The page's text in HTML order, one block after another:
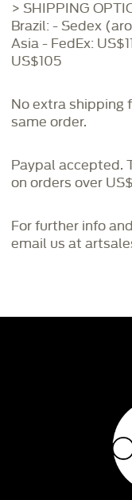
> SHIPPING
Brazil: - Sedex
Asia - FedEx:
US$105
No extra shipping
same order.
Paypal accepted.
on orders over
For further info
email us at